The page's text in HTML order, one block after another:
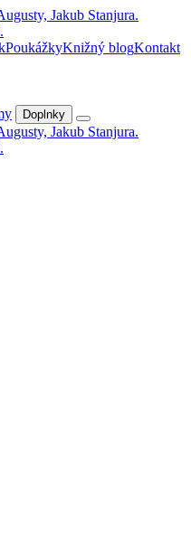
PoukážkyKnižný blogKontakt
Doplnky